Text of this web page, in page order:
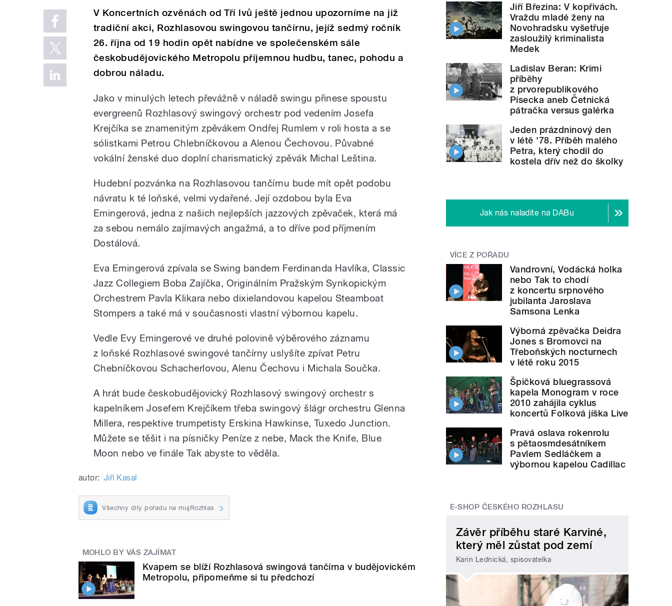
V Koncertních ozvěnách od Tří lvů ještě jednou upozorníme na již
tradiční akci, Rozhlasovou swingovou tančírnu, jejíž sedmý ročník
26. října od 19 hodin opět nabídne ve společenském sále
českobudějovického Metropolu příjemnou hudbu, tanec, pohodu a
dobrou náladu.
Jako v minulých letech převážně v náladě swingu přinese spoustu
evergreenů Rozhlasový swingový orchestr pod vedením Josefa
Krejčíka se znamenitým zpěvákem Ondřej Rumlem v roli hosta a se
sólistkami Petrou Chlebníčkovou a Alenou Čechovou. Půvabné
vokální ženské duo doplní charismatický zpěvák Michal Leština.
Hudební pozvánka na Rozhlasovou tančírnu bude mít opět podobu
návratu k té loňské, velmi vydařené. Její ozdobou byla Eva
Emingerová, jedna z našich nejlepších jazzových zpěvaček, která má
za sebou nemálo zajímavých angažmá, a to dříve pod příjmením
Dostálová.
Eva Emingerová zpívala se Swing bandem Ferdinanda Havlíka, Classic
Jazz Collegiem Boba Zajíčka, Originálním Pražským Synkopickým
Orchestrem Pavla Klikara nebo dixielandovou kapelou Steamboat
Stompers a také má v současnosti vlastní výbornou kapelu.
Vedle Evy Emingerové ve druhé polovině výběrového záznamu
z loňské Rozhlasové swingové tančírny uslyšíte zpívat Petru
Chebníčkovou Schacherlovou, Alenu Čechovu i Michala Součka.
A hrát bude českobudějovický Rozhlasový swingový orchestr s
kapelníkem Josefem Krejčíkem třeba swingový šlágr orchestru Glenna
Millera, respektive trumpetisty Erskina Hawkinse, Tuxedo Junction.
Můžete se těšit i na písničky Peníze z nebe, Mack the Knife, Blue
Moon nebo ve finále Tak abyste to věděla.
autor: Jiří Kasal
Všechny díly pořadu na mujRozhlas
MOHLO BY VÁS ZAJÍMAT
Kvapem se blíží Rozhlasová swingová tančírna v budějovickém
Metropolu, připomeňme si tu předchozí
Jiří Březina: V kopřivách.
Vraždu mladé ženy na
Novohradsku vyšetřuje
zasloužilý kriminalista
Medek
Ladislav Beran: Krimi
příběhy
z prvorepublikového
Písecka aneb Četnická
pátračka versus galérka
Jeden prázdninový den
v létě '78. Příběh malého
Petra, který chodil do
kostela dřív než do školky
Jak nás naladíte na DABu
VÍCE Z POŘADU
Vandrovní, Vodácká holka
nebo Tak to chodí
z koncertu srpnového
jubilanta Jaroslava
Samsona Lenka
Výborná zpěvačka Deidra
Jones s Bromovci na
Třeboňských nocturnech
v létě roku 2015
Špičková bluegrassová
kapela Monogram v roce
2010 zahájila cyklus
koncertů Folková jíška Live
Pravá oslava rokenrolu
s pětaosmdesátníkem
Pavlem Sedláčkem a
výbornou kapelou Cadillac
E-SHOP ČESKÉHO ROZHLASU
Závěr příběhu staré Karviné,
který měl zůstat pod zemí
Karin Lednická, spisovatelka